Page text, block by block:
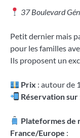
37 Boulevard
Petit dernier mais
pour les familles
Ils proposent un
Prix : autour de
Réservation sur
Plateformes de
France/Europe :